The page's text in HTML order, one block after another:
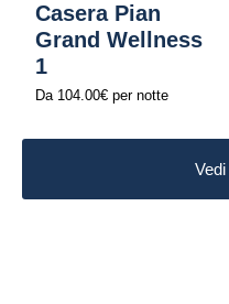
Casera Pian
Grand Wellness
1
Da 104.00€per notte